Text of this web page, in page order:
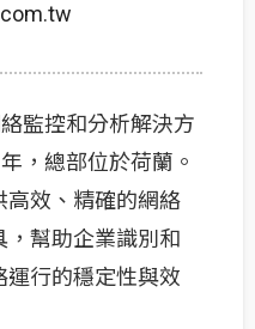
監控和分析解決方
，總部位於荷蘭。
高效、精確的網絡
，幫助企業識別和
行的穩定性與效